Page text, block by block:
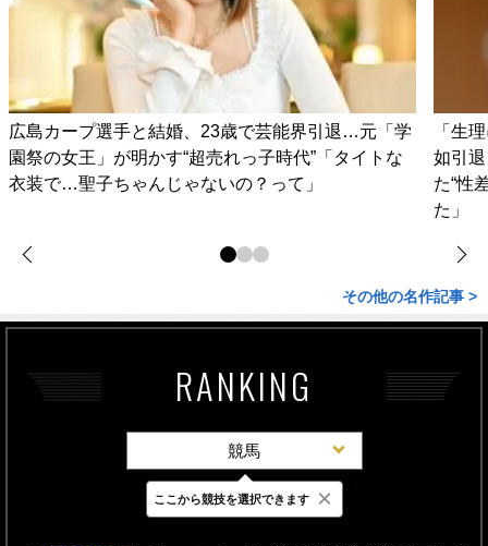
広島カープ選手と結婚、23歳で芸能界引退…元「学
園祭の女王」が明かす“超売れっ子時代”「タイトな
衣装で…聖子ちゃんじゃないの？って」
「生
如引
た“性
た」
その他の名作記事 >
RANKING
競馬
最新 24時間 週間
ここから競技を選択できます ×